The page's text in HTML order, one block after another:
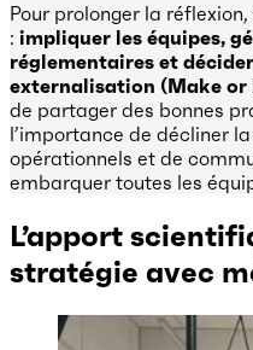
Pour prolonger la
: impliquer les équipes,
réglementaires et
externalisation (Make or
de partager des bonnes
l’importance de décliner
opérationnels et de
embarquer toutes les
L’apport
stratégie avec